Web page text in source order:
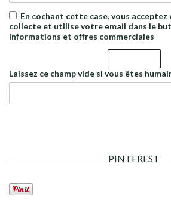
En cochant cette case, vous acceptez
collecte et utilise votre email dans le
informations et offres commerciales
Laissez ce champ vide si vous êtes
PINTEREST